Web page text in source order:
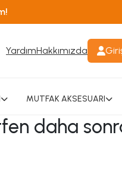
YardımHakkımızda
MUTFAK AKSESUARI
daha